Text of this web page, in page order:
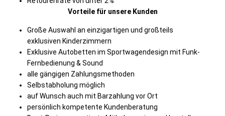
Vorteile für unsere Kunden
Große Auswahl an einzigartigen und großteils
exklusiven Kinderzimmern
Exklusive Autobetten im Sportwagendesign mit Funk-
Fernbedienung & Sound
alle gängigen Zahlungsmethoden
Selbstabholung möglich
auf Wunsch auch mit Barzahlung vor Ort
persönlich kompetente Kundenberatung